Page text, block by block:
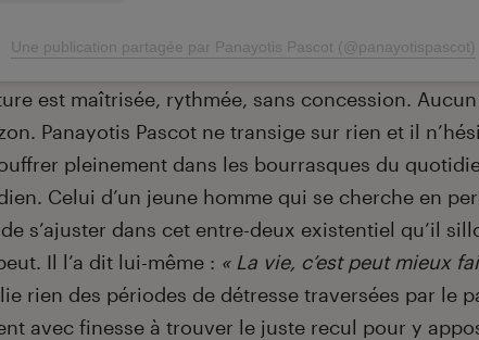
Une publication partagée par Panayotis Pascot (@panayotispascot)
est maîtrisée, rythmée, sans concession.
Panayotis Pascot ne transige sur rien et il
pleinement dans les bourrasques du
Celui d’un jeune homme qui se cherche en
s’ajuster dans cet entre-deux existentiel qu’il
Il l’a dit lui-même : « La vie, c’est peut mieux
rien des périodes de détresse traversées par le
avec finesse à trouver le juste recul pour y